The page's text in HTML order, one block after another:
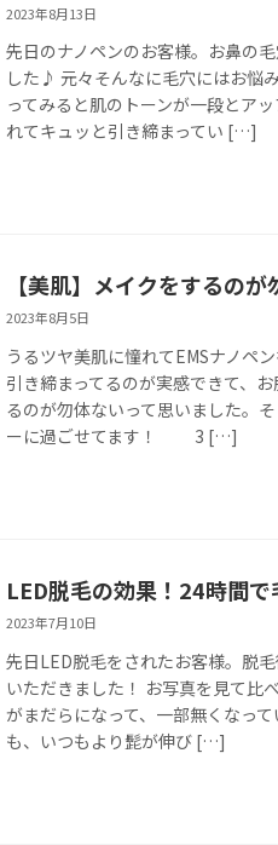
2023年8月13日
先日のナノペンのお客様。お鼻の
した♪ 元々そんなに毛穴にはお悩
ってみると肌のトーンが一段とア
れてキュッと引き締まってい […]
【美肌】メイクをするのが
2023年8月5日
うるツヤ美肌に憧れてEMSナノペ
引き締まってるのが実感できて、
るのが勿体ないって思いました。
ーに過ごせてます！ 3 […]
LED脱毛の効果！24時間で
2023年7月10日
先日LED脱毛をされたお客様。脱
いただきました！ お写真を見て比
がまだらになって、一部無くなっ
も、いつもより髭が伸び […]